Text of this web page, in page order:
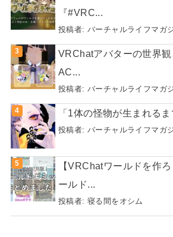
『#VRC...
投稿者: バーチャルライフマガ
VRChatアバターの世界観
AC...
投稿者: バーチャルライフマガ
「1体の怪物が生まれる
投稿者: バーチャルライフマガ
【VRChatワールドを作
ールド...
投稿者: 寝る間をオシム